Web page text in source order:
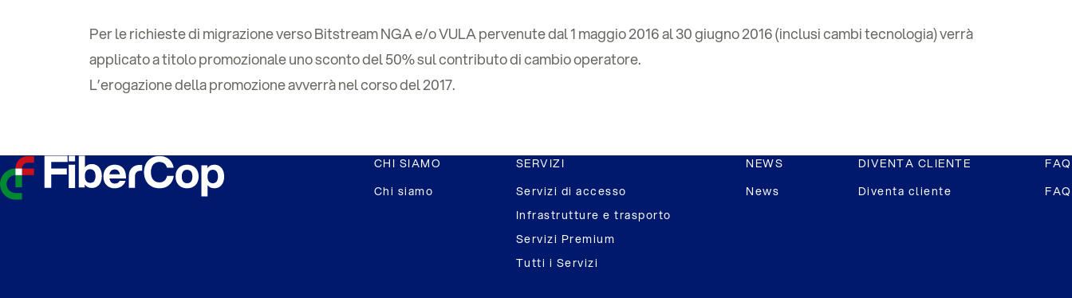
Per le richieste di migrazione verso Bitstream NGA e/o VULA pervenute dal 1 maggio 2016 al 30 giugno 2016 (inclusi cambi tecnologia) verrà
applicato a titolo promozionale uno sconto del 50% sul contributo di cambio operatore.
L’erogazione della promozione avverrà nel corso del 2017.
CHI SIAMO
Chi siamo
SERVIZI
Servizi di accesso
Infrastrutture e trasporto
Servizi Premium
Tutti i Servizi
NEWS
News
DIVENTA CLIENTE
Diventa cliente
FAQ
FAQ